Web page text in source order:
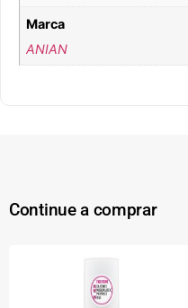
Marca
ANIAN
Continue a comprar